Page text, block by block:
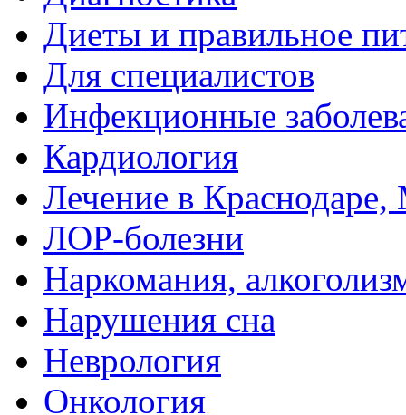
Диеты и правильное
Для специалистов
Инфекционные
Кардиология
Лечение в
ЛОР-болезни
Наркомания,
Нарушения сна
Неврология
Онкология